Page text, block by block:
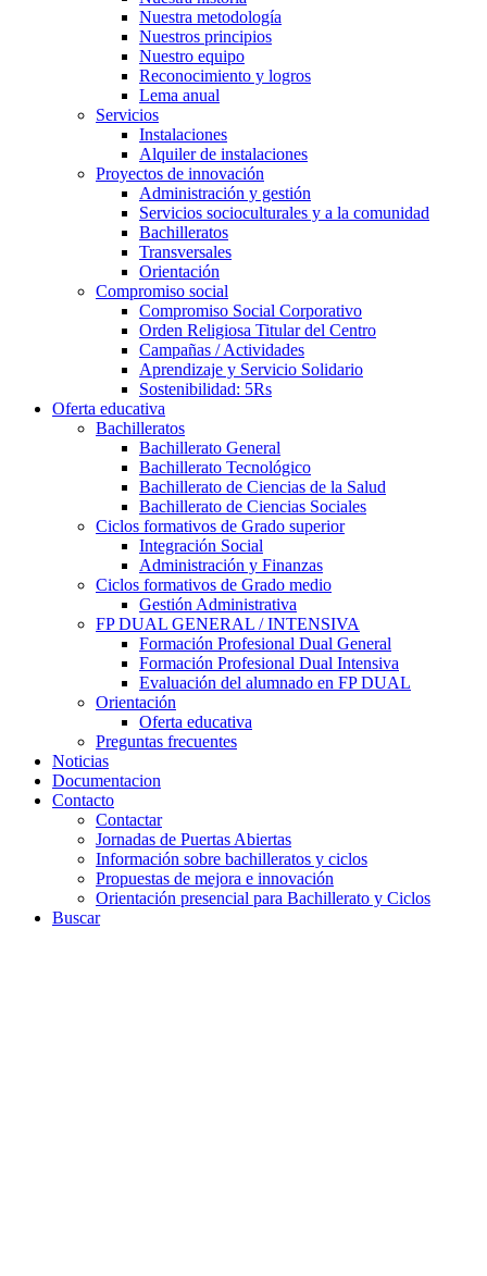
Nuestra metodología
Nuestros principios
Nuestro equipo
Reconocimiento y logros
Lema anual
Servicios
Instalaciones
Alquiler de instalaciones
Proyectos de innovación
Administración y gestión
Servicios socioculturales y a la comunidad
Bachilleratos
Transversales
Orientación
Compromiso social
Compromiso Social Corporativo
Orden Religiosa Titular del Centro
Campañas / Actividades
Aprendizaje y Servicio Solidario
Sostenibilidad: 5Rs
Oferta educativa
Bachilleratos
Bachillerato General
Bachillerato Tecnológico
Bachillerato de Ciencias de la Salud
Bachillerato de Ciencias Sociales
Ciclos formativos de Grado superior
Integración Social
Administración y Finanzas
Ciclos formativos de Grado medio
Gestión Administrativa
FP DUAL GENERAL / INTENSIVA
Formación Profesional Dual General
Formación Profesional Dual Intensiva
Evaluación del alumnado en FP DUAL
Orientación
Oferta educativa
Preguntas frecuentes
Noticias
Documentacion
Contacto
Contactar
Jornadas de Puertas Abiertas
Información sobre bachilleratos y ciclos
Propuestas de mejora e innovación
Orientación presencial para Bachillerato y Ciclos
Buscar